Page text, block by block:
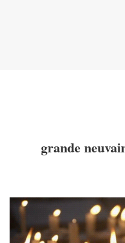
grande